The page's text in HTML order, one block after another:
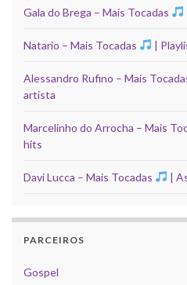
Gala do Brega – Mais Tocadas
Natario – Mais Tocadas |
Alessandro Rufino – Mais
artista
Marcelinho do Arrocha – Mais
hits
Davi Lucca – Mais Tocadas |
PARCEIROS
Gospel